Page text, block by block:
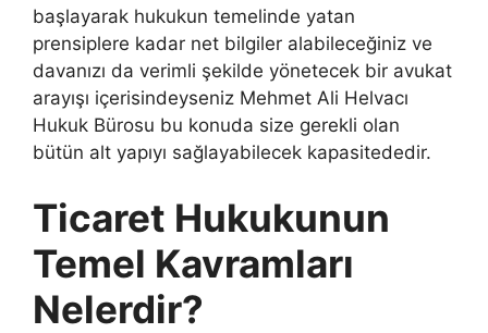
başlayarak hukukun temelinde yatan
prensiplere kadar net bilgiler alabileceğiniz ve
davanızı da verimli şekilde yönetecek bir avukat
arayışı içerisindeyseniz Mehmet Ali Helvacı
Hukuk Bürosu bu konuda size gerekli olan
bütün alt yapıyı sağlayabilecek kapasitededir.
Ticaret Hukukunun
Temel Kavramları
Nelerdir?